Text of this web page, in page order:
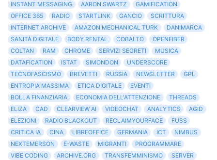
INSTANT MESSAGING
AARON SWARTZ
GAMIFICATION
OFFICE 365
RADIO STARTLINK GANCIO
SCRITTURA
INTERNET ARCHIVE
AMAZON MECHANICAL TURK
DANIMARCA
SANITÀ DIGITALE
BODY RENTAL COBALTO
OPENFIBER
COLTAN
RAM CHROME SERVIZI SEGRETI
MUSICA
DATAFICATION
ISTAT SIMONDON
UNDERSCORE
TECNOFASCISMO
BREVETTI RUSSIA NEWSLETTER
GPL
ENTROPIA MASSIMA
ETICA DIGITALE
EVENTI
BOLLA FINANZIARIA
ECONOMIA DELL'ATTENZIONE
THREADS
ELIZA
CAD CLEARVIEW AI VIDEOCHAT ANALYTICS
AGID
ELEZIONI
RADIO BLACKOUT RECLAIMYOURFACE
FUSS
CRITICA IA
CINA LIBREOFFICE GERMANIA ICT
NIMBUS
NEXTEMERSON
E-WASTE MIGRANTI
PROGRAMMARE
VIBE CODING
ARCHIVE.ORG TRANSFEMMINISMO
SERVER